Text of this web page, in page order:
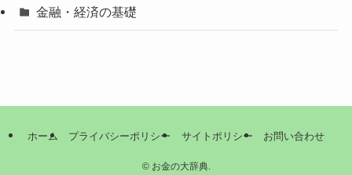
金融・経済の基礎
ホーム プライバシーポリシー サイトポリシー お問い合わせ
©お金の大辞典.